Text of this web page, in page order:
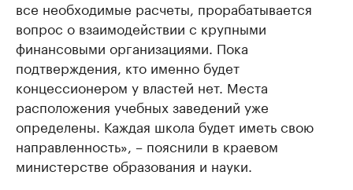
все необходимые расчеты, прорабатывается
вопрос о взаимодействии с крупными
финансовыми организациями. Пока
подтверждения, кто именно будет
концессионером у властей нет. Места
расположения учебных заведений уже
определены. Каждая школа будет иметь свою
направленность», – пояснили в краевом
министерстве образования и науки.